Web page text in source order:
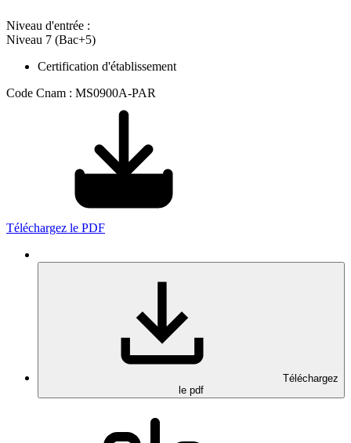
Niveau d'entrée :
Niveau 7 (Bac+5)
Certification d'établissement
Code Cnam : MS0900A-PAR
Téléchargez le PDF
Téléchargez
le pdf